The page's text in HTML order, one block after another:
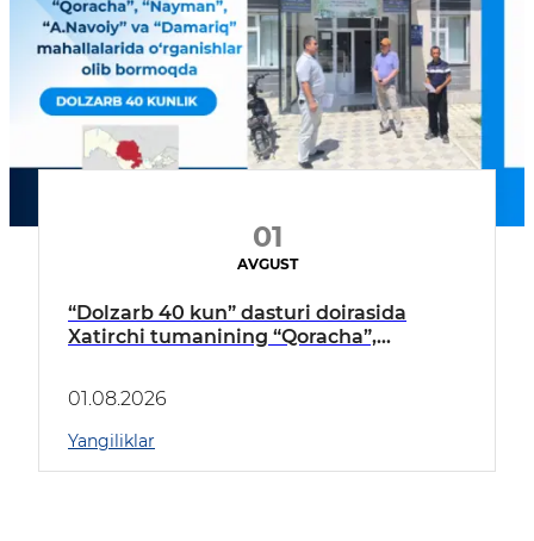
01
AVGUST
“Dolzarb 40 kun” dasturi doirasida
Xatirchi tumanining “Qoracha”,
borildi
01.08.2026
Yangiliklar